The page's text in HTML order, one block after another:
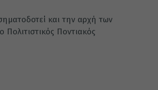
και την αρχή των
Ποντιακός